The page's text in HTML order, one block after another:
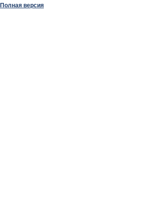
Полная версия